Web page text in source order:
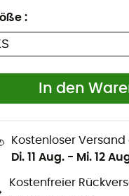
:
In den
Kostenloser Versand
Di. 11 Aug. - Mi. 12
Kostenfreier